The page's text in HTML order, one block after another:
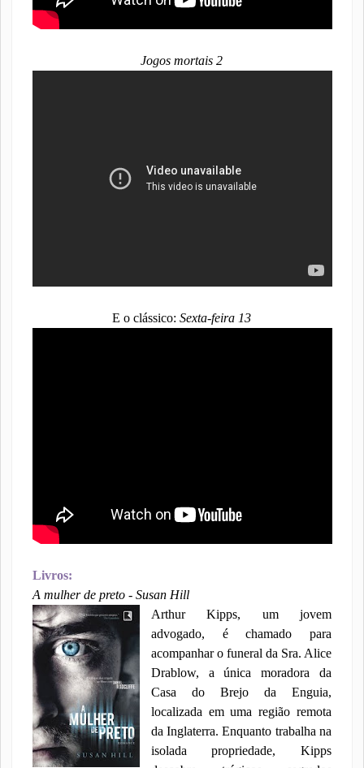
Jogos mortais 2
E o clássico:Sexta-feira 13
Livros:
A mulher de preto - Susan Hill
Arthur Kipps, um jovem
advogado, é chamado para
acompanhar o funeral da Sra. Alice
Drablow, a única moradora da
Casa do Brejo da Enguia,
localizada em uma região remota
da Inglaterra. Enquanto trabalha na
isolada propriedade, Kipps